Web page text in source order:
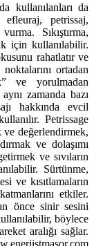
kullanılanları da
efleuraj, petrissaj,
Sıkıştırma,
için kullanılabilir.
rahatlatır ve
ortadan
ve yorulmadan
zamanda bazı
hakkında evcil
Petrissage
ve değerlendirmek,
ve dolaşımı
ve sıvıların
Sürtünme,
ve kısıtlamaların
etkiler.
önce sinir sesini
böylece
aralığı sağlar.